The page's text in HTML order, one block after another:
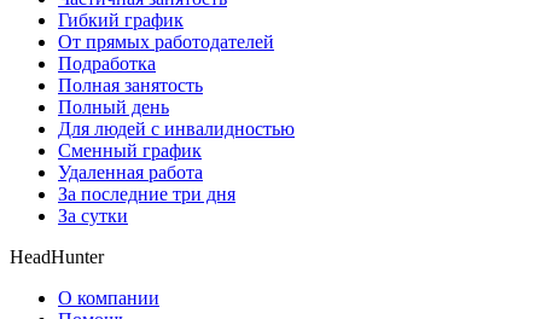
Гибкий график
От прямых работодателей
Подработка
Полная занятость
Полный день
Для людей с инвалидностью
Сменный график
Удаленная работа
За последние три дня
За сутки
HeadHunter
О компании